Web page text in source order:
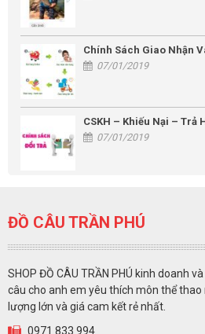
Chính Sách Giao Nhận
07/01/2019
CSKH – Khiếu Nại – Trả
07/01/2019
ĐỒ CÂU TRẦN PHÚ
SHOP ĐỒ CÂU TRẦN PHÚ kinh doanh
câu cho anh em yêu thích môn thể
lượng lớn và giá cam kết rẻ nhất.
0971 833 994